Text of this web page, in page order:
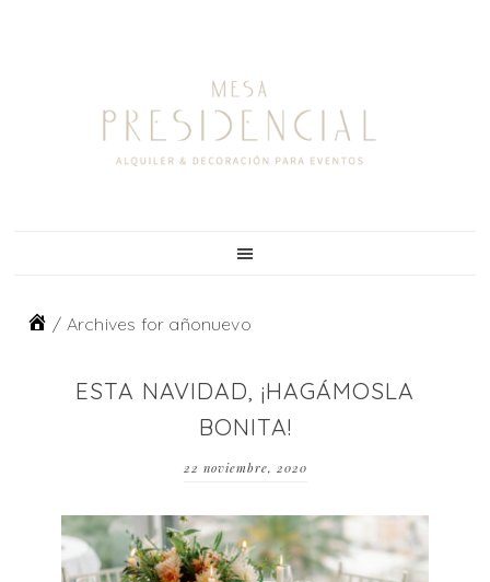
/ Archives for añonuevo
ESTA NAVIDAD, ¡HAGÁMOSLA
BONITA!
22 noviembre, 2020